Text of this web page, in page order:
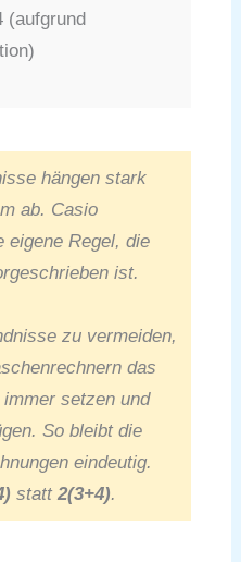
(aufgrund
hängen stark
ab. Casio
eigene Regel, die
ist.
zu vermeiden,
das
setzen und
So bleibt die
eindeutig.
statt2(3+4).